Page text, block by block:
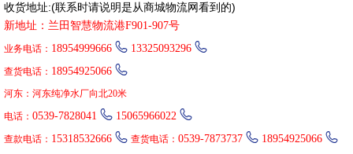
宁 紫云
昆明： 盘龙 官渡 西山 东川 呈贡 晋宁 富民 宜良 寻甸 嵩明 禄劝 安宁
石林
昭通： 鲁甸 巧家 盐津 大关 永善 绥江 镇雄 彝良 威信 水富
曲靖：马龙 富源 罗平 师宗 陆良 会泽 宣威 沾益
收货地址:(联系时请说明是从商城物流网看到的)
新地址：兰田智慧物流港F901-907号
业务电话： 18954999666  13325093296 
查货电话： 18954925066 
河东：河东纯净水厂向北20米
电话： 0539-7828041  15065966022 
查款电话： 15318532666  查货电话： 0539-7873737  18954925066 